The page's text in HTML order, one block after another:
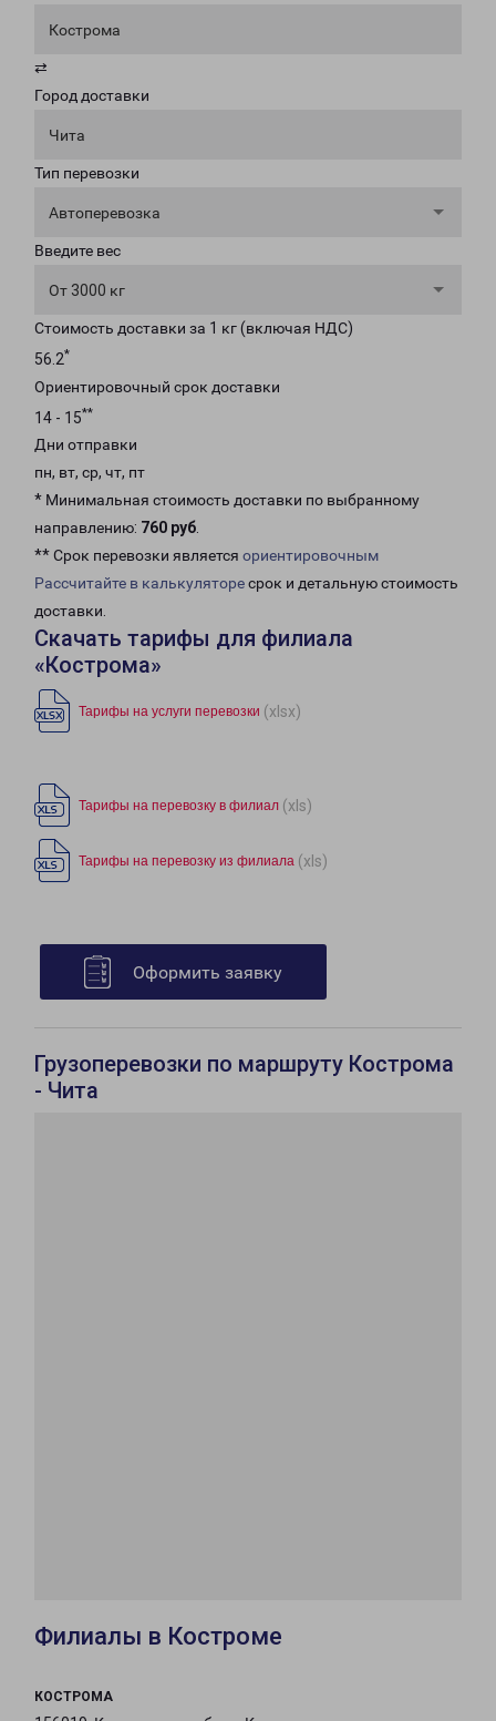
Кострома
⇄
Город доставки
Чита
Тип перевозки
Автоперевозка
Введите вес
От 3000 кг
Стоимость доставки за 1 кг (включая НДС)
56.2*
Ориентировочный срок доставки
14 - 15**
Дни отправки
пн, вт, ср, чт, пт
* Минимальная стоимость доставки по выбранному
направлению: 760 руб.
** Срок перевозки является ориентировочным
Рассчитайте в калькуляторесрок и детальную стоимость
доставки.
Скачать тарифы для филиала
«Кострома»
Тарифы на услуги перевозки (xlsx)
Тарифы на перевозку в филиал (xls)
Тарифы на перевозку из филиала (xls)
Оформить заявку
Грузоперевозки по маршруту Кострома
- Чита
Филиалы в Костроме
КОСТРОМА